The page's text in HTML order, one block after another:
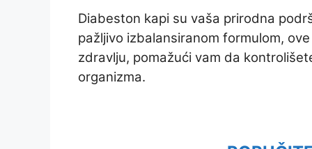
Diabeston kapi su vaša prirodna
pažljivo izbalansiranom formulom,
zdravlju, pomažući vam da
organizma.